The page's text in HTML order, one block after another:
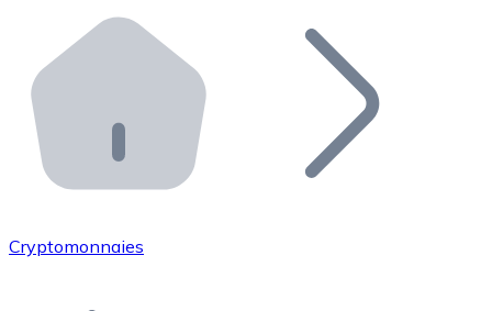
Distributeurs automatiques Bitnovo
Intégrez un ATM Bitnovo dans votre entreprise et
API Bitnovo
Intégrez notre API dans votre écosystème.
Rejoignez notre réseau de distributeurs et
Cryptomonnaies